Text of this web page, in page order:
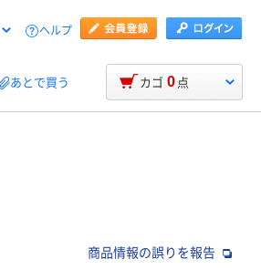
ヘルプ
あとで買う カゴ 0 点
商品情報の誤りを報告